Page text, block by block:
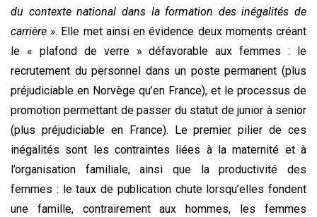
du contexte national dans la formation des inégalités de
carrière ». Elle met ainsi en évidence deux moments créant
le « plafond de verre » défavorable aux femmes : le
recrutement du personnel dans un poste permanent (plus
préjudiciable en Norvège qu’en France), et le processus de
promotion permettant de passer du statut de junior à senior
(plus préjudiciable en France). Le premier pilier de ces
inégalités sont les contraintes liées à la maternité et à
l’organisation familiale, ainsi que la productivité des
femmes : le taux de publication chute lorsqu’elles fondent
une famille, contrairement aux hommes, les femmes